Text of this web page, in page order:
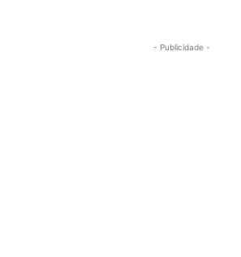
- Publicidade -